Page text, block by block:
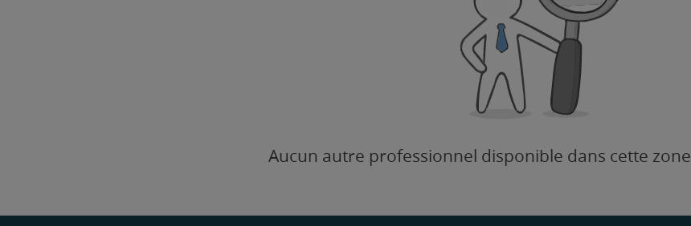
Aucun autre professionnel disponible dans cette